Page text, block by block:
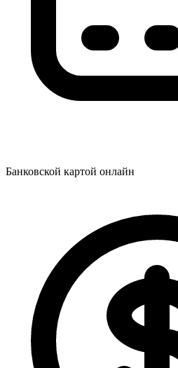
Банковской картой онлайн